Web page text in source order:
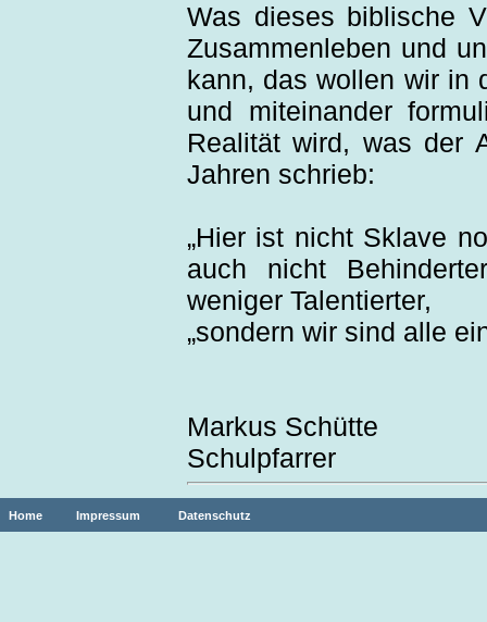
Was dieses biblische
Zusammenleben und
kann, das wollen wir in
und miteinander
Realität wird, was der
Jahren schrieb:
„Hier ist nicht Sklave
auch nicht
weniger Talentierter,
„sondern wir sind alle
Markus Schütte
Schulpfarrer
Home Impressum Datenschutz